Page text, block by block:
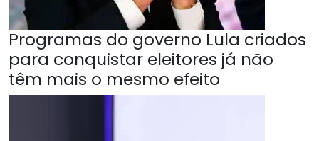
Programas do governo Lula criados
para conquistar eleitores já não
têm mais o mesmo efeito